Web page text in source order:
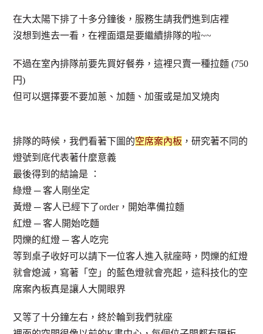
在大太陽下排了十多分鐘後，服務生請我們進到店裡
沒想到進去一看，在裡面還是要繼續排隊的啦~~
不過在室內排隊前要先買好餐券，這裡只賣一種拉麵 (750
円)
但可以選擇要不要加蔥、加麵、加蛋或是加叉燒肉
排隊的時候，我們看著下圖的空席案內板 ，研究著不同的
燈號到底代表著什麼意義
最後得到的結論是 ：
綠燈 ─ 客人剛坐定
黃燈 ─ 客人已經下了order，開始準備拉麵
紅燈 ─ 客人開始吃麵
閃爍的紅燈 ─ 客人吃完
等到桌子收好可以請下一位客人進入就座時，閃爍的紅燈
就會熄滅，寫著「空」的藍色燈就會亮起，這科技化的空
席案內板真是讓人大開眼界
又等了十分鐘左右，終於輪到我們就座